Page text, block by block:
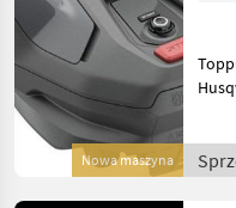
Nowa maszyna
Er